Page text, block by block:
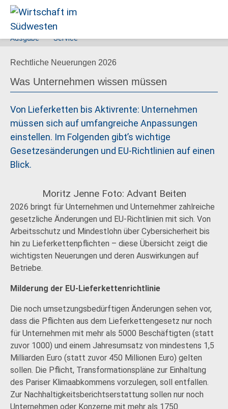
im
Südwesten
Ausgabe Service
Rechtliche Neuerungen 2026
Was Unternehmen wissen müssen
Von Lieferketten bis Aktivrente: Unternehmen
müssen sich auf umfangreiche Anpassungen
einstellen. Im Folgenden gibt’s wichtige
Gesetzesänderungen und EU-Richtlinien auf einen
Blick.
Moritz Jenne Foto: Advant Beiten
2026 bringt für Unternehmen und Unternehmer zahlreiche
gesetzliche Änderungen und EU-Richtlinien mit sich. Von
Arbeitsschutz und Mindestlohn über Cybersicherheit bis
hin zu Lieferkettenpflichten – diese Übersicht zeigt die
wichtigsten Neuerungen und deren Auswirkungen auf
Betriebe.
Milderung der EU-Lieferkettenrichtlinie
Die noch umsetzungsbedürftigen Änderungen sehen vor,
dass die Pflichten aus dem Lieferkettengesetz nur noch
für Unternehmen mit mehr als 5000 Beschäftigten (statt
zuvor 1000) und einem Jahresumsatz von mindestens 1,5
Milliarden Euro (statt zuvor 450 Millionen Euro) gelten
sollen. Die Pflicht, Transformationspläne zur Einhaltung
des Pariser Klimaabkommens vorzulegen, soll entfallen.
Zur Nachhaltigkeitsberichtserstattung sollen nur noch
Unternehmen oder Konzerne mit mehr als 1750